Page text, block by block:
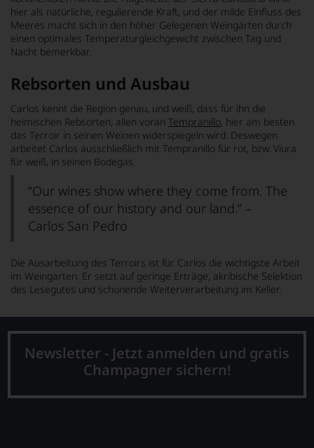
hier als natürliche, regulierende Kraft, und der milde Einfluss des
Meeres macht sich in den höher Gelegenen Weingärten durch
einen optimales Temperaturgleichgewicht zwischen Tag und
Nacht bemerkbar.
Rebsorten und Ausbau
Carlos kennt die Region genau, und weiß, dass für ihn die
heimischen Rebsorten, allen voran Tempranillo , hier am besten
das Terroir in seinen Weinen widerspiegeln wird. Deswegen
arbeitet Carlos ausschließlich mit Tempranillo für rot, bzw. Viura
für weiß, in seinen Bodegas.
“Our wines show where they come from. The
essence of our history and our land.” –
Carlos San Pedro
Die Ausarbeitung des Terroirs ist für Carlos die wichtigste Arbeit
im Weingarten. Er setzt auf geringe Erträge, akribische Selektion
des Lesegutes und schonende Weiterverarbeitung im Keller.
Newsletter - Jetzt anmelden und gratis
Champagner sichern!